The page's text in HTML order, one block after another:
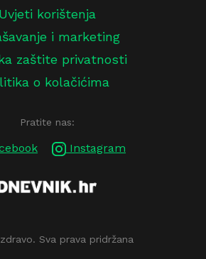
Uvjeti korištenja
i marketing
zaštite privatnosti
o kolačićima
Pratite nas:
Instagram
Sva prava pridržana